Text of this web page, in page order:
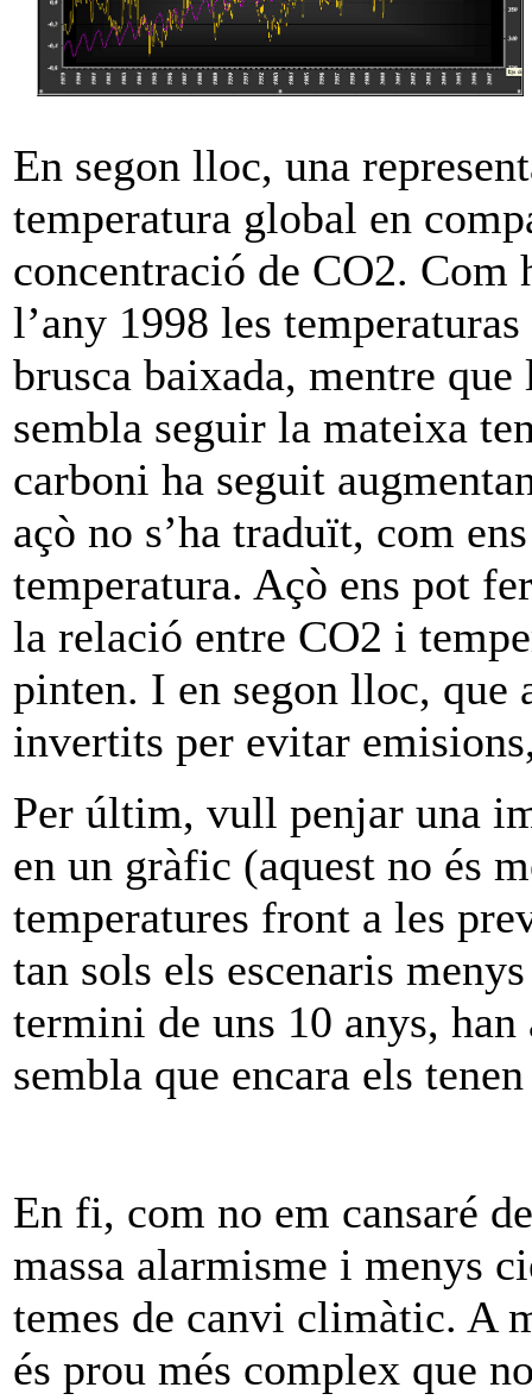
En segon lloc, una
temperatura global en
concentració de CO2. Com
l’any 1998 les
brusca baixada, mentre
sembla seguir la mateixa
carboni ha seguit
açò no s’ha traduït, com
temperatura. Açò ens pot
la relació entre CO2 i
pinten. I en segon lloc, que
invertits per evitar
Per últim, vull penjar una
en un gràfic (aquest no és
temperatures front a les
tan sols els escenaris
termini de uns 10 anys,
sembla que encara els
En fi, com no em cansaré
massa alarmisme i menys
temes de canvi climàtic. A
és prou més complex que